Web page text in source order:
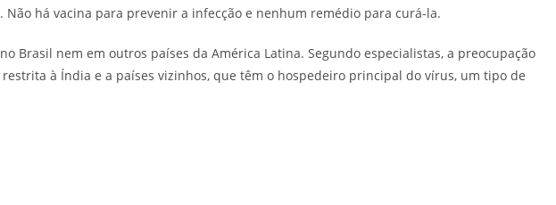
há vacina para prevenir a infecção e nenhum remédio para curá-la.
Brasil nem em outros países da América Latina. Segundo especialistas, a preocupação
à Índia e a países vizinhos, que têm o hospedeiro principal do vírus, um tipo de